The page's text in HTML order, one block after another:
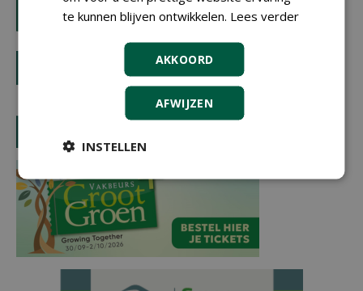
te kunnen blijven ontwikkelen. Lees verder
AKKOORD
AFWIJZEN
INSTELLEN